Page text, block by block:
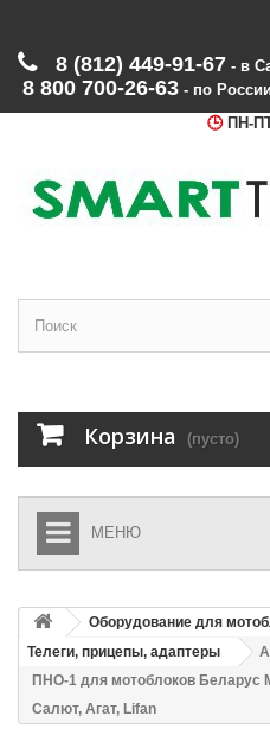
8 (812) 449‑91‑67 ‑ в
8 800 700‑26‑63 ‑ по
ПН-ПТ
Корзина (пусто)
МЕНЮ
Оборудование для
Телеги, прицепы, адаптеры
ПНО-1 для мотоблоков Беларус
Салют, Агат, Lifan